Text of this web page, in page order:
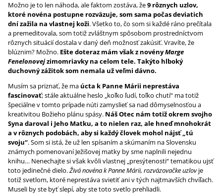
Možno je to len náhoda, ale faktom zostáva, že9 rôznych uzlov,
ktoré novéna postupne rozväzuje, som sama počas deviatich
dní zažila na vlastnej koži. Všetko to, čo som si každé ráno prečítala
a premeditovala, som totiž zvláštnym spôsobom prostredníctvom
rôznych situácií dostala v daný deň možnosť zakúsiť. Vravíte, že
blúznim? Možno. Ešte doteraz mám však z novényMarge
Fenelonovejzimomriavky na celom tele. Takýto hlboký
duchovný zážitok som nemala už veľmi dávno.
Musím sa priznať, že ma úcta k Panne Márii neprestáva
fascinovať; stále aktuálne heslo „koľko ľudí, toľko chutí“ ma totiž
špeciálne v tomto prípade núti zamyslieť sa nad dômyselnosťou a
kreativitou Božieho plánu spásy. Náš Otec nám totiž okrem svojho
Syna daroval i Jeho Matku, a to nielen raz, ale hneď mnohokrát
a v rôznych podobách, aby si každý človek mohol nájsť „tú
svoju“. Som si istá, že už len spísaním a skúmaním na Slovensku
známych pomenovaní Ježišovej matky by sme naplnili nejednu
knihu… Nenechajte si však kvôli vlastnej „presýtenosti“ tematikou ujsť
toto jedinečné dielo.Živá novéna k Panne Márii, rozväzovačke uzlovje
totiž svetlom, ktoré neprestáva svietiť ani v tých najtmavších chvíľach.
Museli by ste byť slepí, aby ste toto svetlo prehliadli.